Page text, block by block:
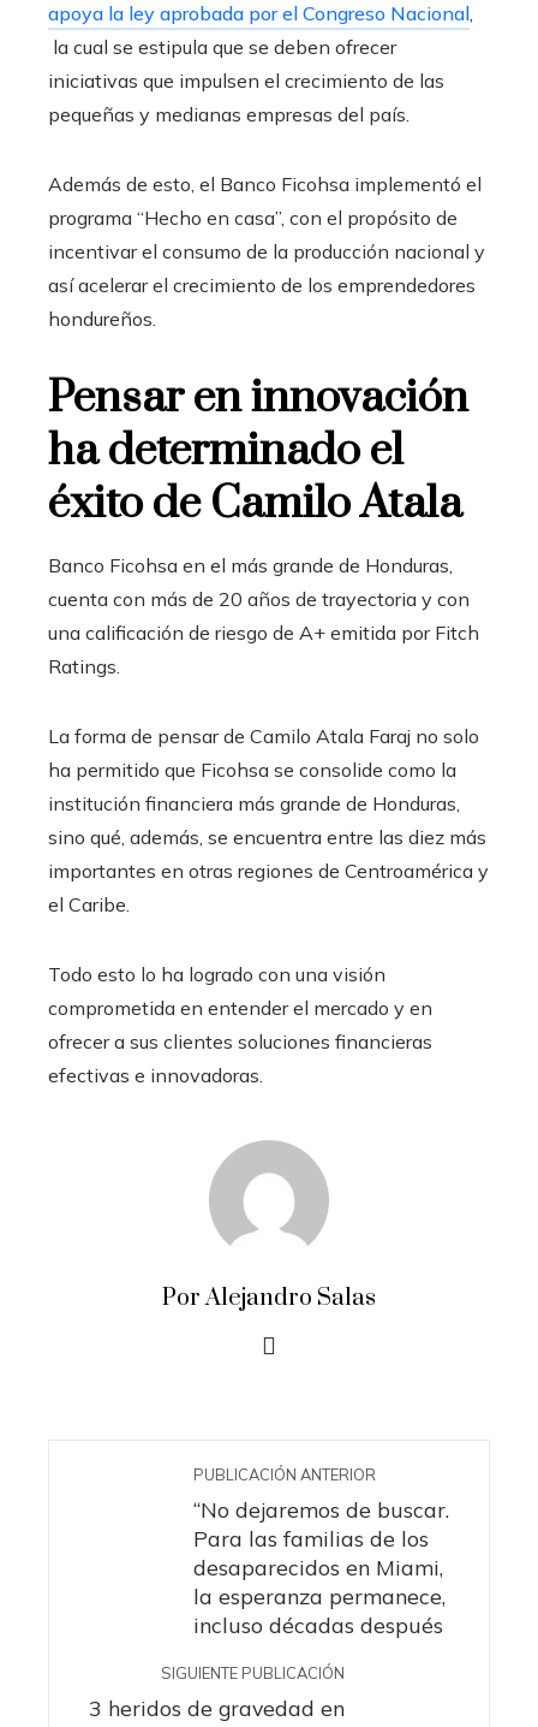
apoya la ley aprobada por el Congreso Nacional,
la cual se estipula que se deben ofrecer
iniciativas que impulsen el crecimiento de las
pequeñas y medianas empresas del país.
Además de esto, el Banco Ficohsa implementó el
programa “Hecho en casa”, con el propósito de
incentivar el consumo de la producción nacional y
así acelerar el crecimiento de los emprendedores
hondureños.
Pensar en innovación
ha determinado el
éxito de Camilo Atala
Banco Ficohsa en el más grande de Honduras,
cuenta con más de 20 años de trayectoria y con
una calificación de riesgo de A+ emitida por Fitch
Ratings.
La forma de pensar de Camilo Atala Faraj no solo
ha permitido que Ficohsa se consolide como la
institución financiera más grande de Honduras,
sino qué, además, se encuentra entre las diez más
importantes en otras regiones de Centroamérica y
el Caribe.
Todo esto lo ha logrado con una visión
comprometida en entender el mercado y en
ofrecer a sus clientes soluciones financieras
efectivas e innovadoras.
Por Alejandro Salas
PUBLICACIÓN ANTERIOR
“No dejaremos de buscar.
Para las familias de los
desaparecidos en Miami,
la esperanza permanece,
incluso décadas después
SIGUIENTE PUBLICACIÓN
3 heridos de gravedad en